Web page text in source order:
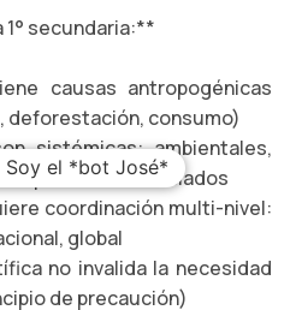
secundaria:**
causas antropogénicas
consumo)
sistémicas: ambientales,
impactos diferenciados
coordinación multi-nivel:
global
no invalida la necesidad
de precaución)
Soy el *bot José*